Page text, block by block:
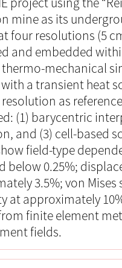
mine as its
four resolutions (5
and embedded
mechanical
with a transient heat
as
(1) barycentric
and (3) cell-based
field-type
below 0.25%;
3.5%; von
at approximately
finite element
fields.